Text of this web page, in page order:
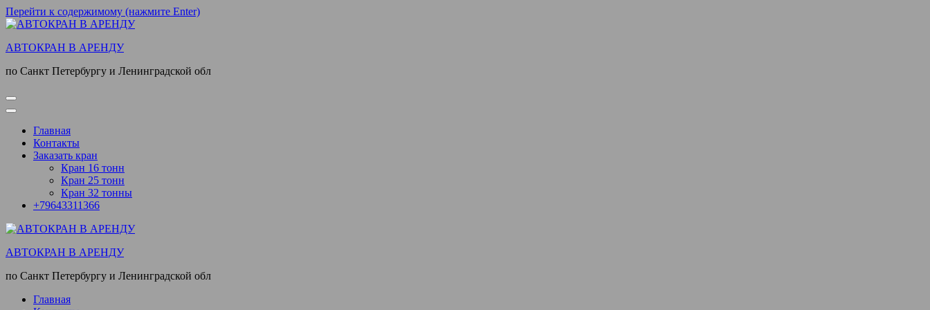
Перейти к содержимому (нажмите Enter)
АВТОКРАН В АРЕНДУ
по Санкт Петербургу и Ленинградской обл
Главная
Контакты
Заказать кран
Кран 16 тонн
Кран 25 тонн
Кран 32 тонны
+79643311366
АВТОКРАН В АРЕНДУ
по Санкт Петербургу и Ленинградской обл
Главная